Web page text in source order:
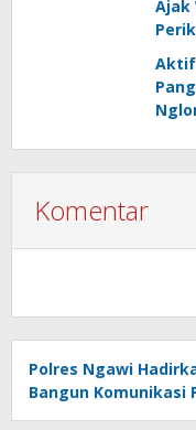
Ajak
Aktif
Komentar
Polres Ngawi
Bangun